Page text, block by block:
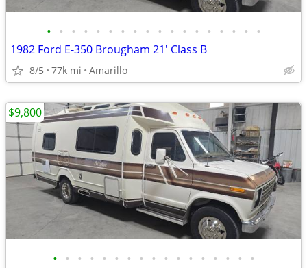
• • • • • • • • • • • • • • • • • •
1982 Ford E-350 Brougham 21' Class B
8/5 77k mi Amarillo
• • • • • • • • • • • • • • • • •
$9,800